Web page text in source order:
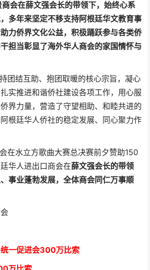
商会在薛文强会长的带领下，始终心系
多年来坚定不移支持阿根廷华文教育事
力侨界文化公益，积极踊跃参与各类侨
担当彰显了海外华人商会的家国情怀与
结互助、抱团取暖的核心宗旨，凝心
实推进和谐侨社建设各项工作，用心服
界力量，营造了守望相助、和睦共进的
根廷华人侨社的稳定发展、同心聚力作
水立方歌曲大赛总决赛前夕赞助150
华人进出口商会在薛文强会长的带领
事业蓬勃发展，全体商会同仁万事顺
一促进会300万比索